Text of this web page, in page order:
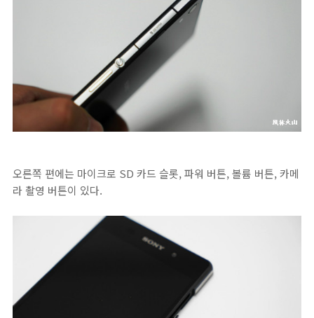
오른쪽 편에는 마이크로 SD 카드 슬롯, 파워 버튼, 볼륨 버튼, 카메
라 촬영 버튼이 있다.